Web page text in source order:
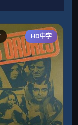
HD中字